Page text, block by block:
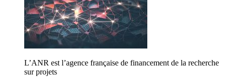
L’ANR est l’agence française de financement de la recherche
sur projets